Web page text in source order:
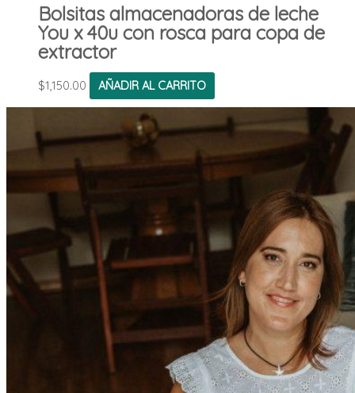
Bolsitas almacenadoras de leche
You x 40u con rosca para copa de
extractor
$1,150.00 AÑADIR AL CARRITO